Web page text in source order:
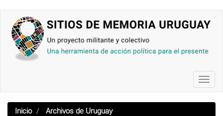
contenido
principal
Inicio
Archivos de Uruguay